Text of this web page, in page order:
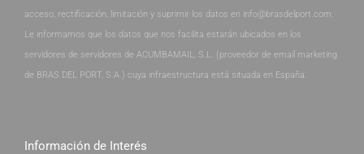
acceso, rectificación, limitación y suprimir los datos en info@brasdelport.com.
Le informamos que los datos que nos facilita estarán ubicados en los
servidores de servidores de ACUMBAMAIL, S.L. (proveedor de email marketing
de BRAS DEL PORT, S.A.) cuya infraestructura está situada en España.
Información de Interés